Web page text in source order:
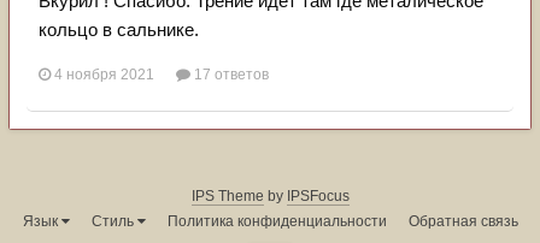
кольцо в сальнике.
4 ноября 2021 17 ответов
IPS Theme by IPSFocus
Язык
Стиль Политика конфиденциальности Обратная связь